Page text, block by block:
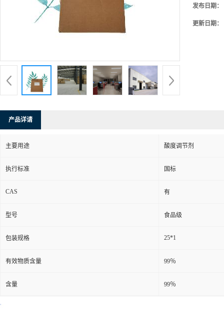
发布日期：
更新日期：
产品详请
主要用途 酸度调节剂
执行标准 国标
CAS 有
型号 食品级
包装规格 25*1
有效物质含量 99％
含量 99％